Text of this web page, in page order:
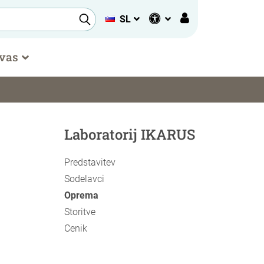
SL
Laboratorij IKARUS
Predstavitev
Sodelavci
Oprema
Storitve
Cenik